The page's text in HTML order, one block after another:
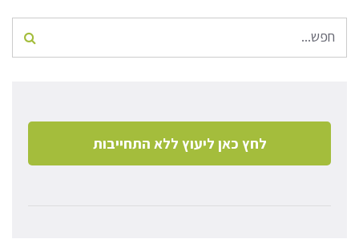
לחץ כאן ליעוץ ללא התחייבות